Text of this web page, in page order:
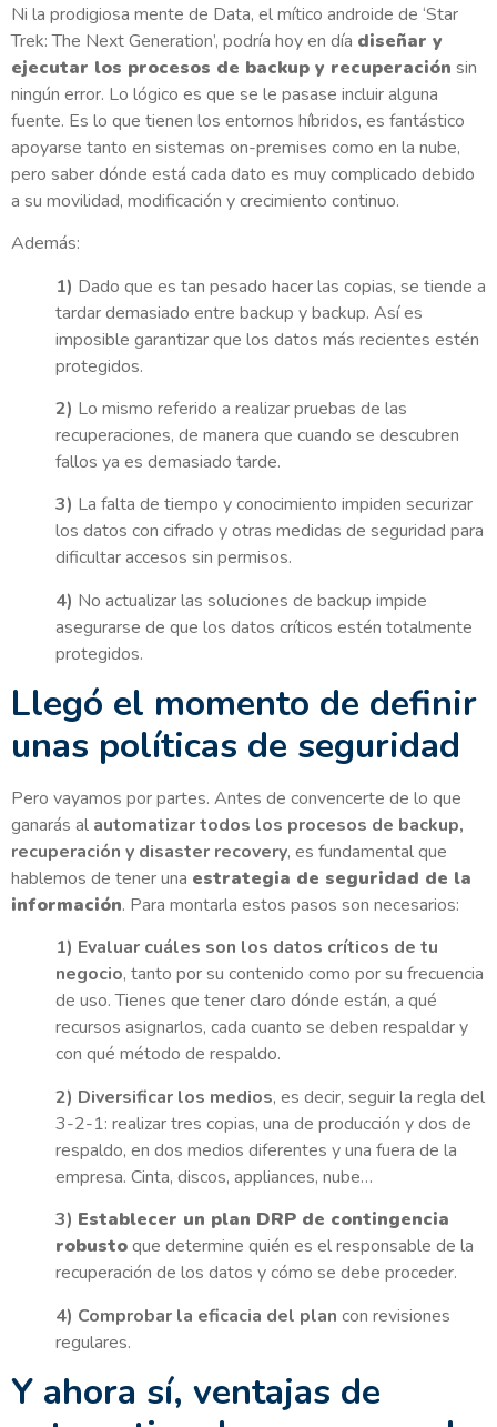
Ni la prodigiosa mente de Data, el mítico androide de ‘Star
Trek: The Next Generation’, podría hoy en día diseñar y
ejecutar los procesos de backup y recuperación sin
ningún error. Lo lógico es que se le pasase incluir alguna
fuente. Es lo que tienen los entornos híbridos, es fantástico
apoyarse tanto en sistemas on-premises como en la nube,
pero saber dónde está cada dato es muy complicado debido
a su movilidad, modificación y crecimiento continuo.
Además:
1) Dado que es tan pesado hacer las copias, se tiende a
tardar demasiado entre backup y backup. Así es
imposible garantizar que los datos más recientes estén
protegidos.
2) Lo mismo referido a realizar pruebas de las
recuperaciones, de manera que cuando se descubren
fallos ya es demasiado tarde.
3) La falta de tiempo y conocimiento impiden securizar
los datos con cifrado y otras medidas de seguridad para
dificultar accesos sin permisos.
4) No actualizar las soluciones de backup impide
asegurarse de que los datos críticos estén totalmente
protegidos.
Llegó el momento de definir
unas políticas de seguridad
Pero vayamos por partes. Antes de convencerte de lo que
ganarás al automatizar todos los procesos de backup,
recuperación y disaster recovery, es fundamental que
hablemos de tener una estrategia de seguridad de la
información. Para montarla estos pasos son necesarios:
1) Evaluar cuáles son los datos críticos de tu
negocio, tanto por su contenido como por su frecuencia
de uso. Tienes que tener claro dónde están, a qué
recursos asignarlos, cada cuanto se deben respaldar y
con qué método de respaldo.
2) Diversificar los medios, es decir, seguir la regla del
3-2-1: realizar tres copias, una de producción y dos de
respaldo, en dos medios diferentes y una fuera de la
empresa. Cinta, discos, appliances, nube…
3) Establecer un plan DRP de contingencia
robustoque determine quién es el responsable de la
recuperación de los datos y cómo se debe proceder.
4) Comprobar la eficacia del plan con revisiones
regulares.
Y ahora sí, ventajas de